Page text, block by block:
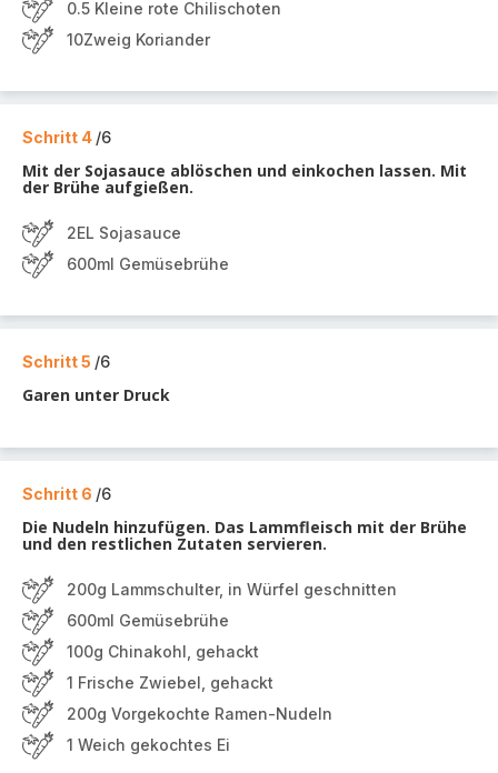
0.5 Kleine rote Chilischoten
10Zweig Koriander
Schritt 4 /6
Mit der Sojasauce ablöschen und einkochen lassen. Mit
der Brühe aufgießen.
2EL Sojasauce
600ml Gemüsebrühe
Schritt 5 /6
Garen unter Druck
Schritt 6 /6
Die Nudeln hinzufügen. Das Lammfleisch mit der Brühe
und den restlichen Zutaten servieren.
200g Lammschulter, in Würfel geschnitten
600ml Gemüsebrühe
100g Chinakohl, gehackt
1 Frische Zwiebel, gehackt
200g Vorgekochte Ramen-Nudeln
1 Weich gekochtes Ei